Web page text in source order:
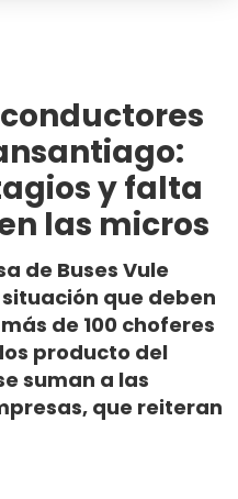
y falta
las micros
de Buses Vule
que deben
de 100 choferes
producto del
suman a las
que reiteran